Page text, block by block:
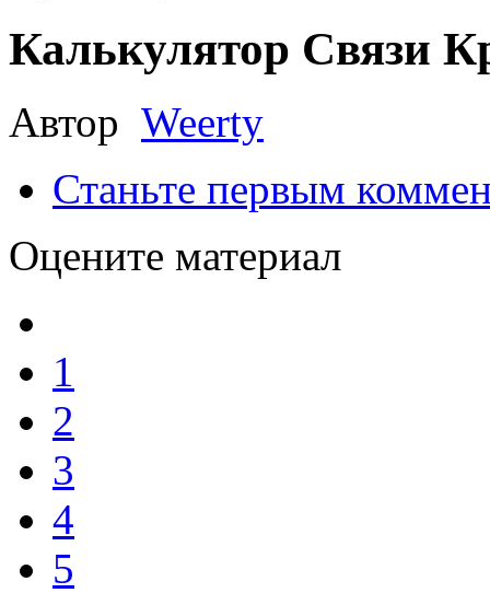
Калькулятор Связи
Автор Weerty
Станьте первым
Оцените материал
1
2
3
4
5